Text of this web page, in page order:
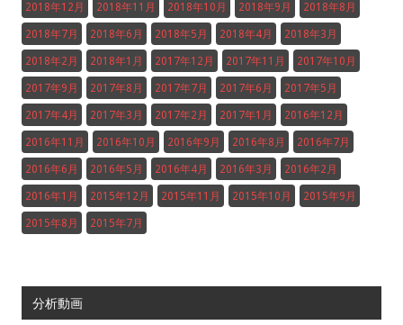
2018年12月 2018年11月 2018年10月 2018年9月 2018年8月
2018年7月 2018年6月 2018年5月 2018年4月 2018年3月
2018年2月 2018年1月 2017年12月 2017年11月 2017年10月
2017年9月 2017年8月 2017年7月 2017年6月 2017年5月
2017年4月 2017年3月 2017年2月 2017年1月 2016年12月
2016年11月 2016年10月 2016年9月 2016年8月 2016年7月
2016年6月 2016年5月 2016年4月 2016年3月 2016年2月
2016年1月 2015年12月 2015年11月 2015年10月 2015年9月
2015年8月 2015年7月
分析動画